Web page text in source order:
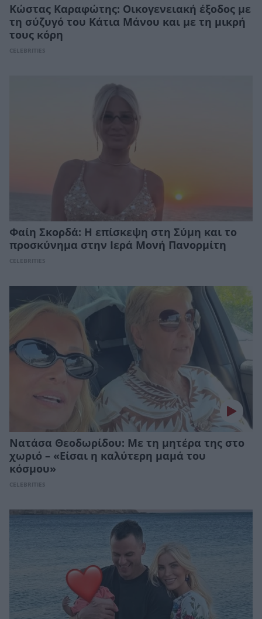
Κώστας Καραφώτης: Οικογενειακή έξοδος με
τη σύζυγό του Κάτια Μάνου και με τη μικρή
τους κόρη
CELEBRITIES
Φαίη Σκορδά: Η επίσκεψη στη Σύμη και το
προσκύνημα στην Ιερά Μονή Πανορμίτη
CELEBRITIES
Νατάσα Θεοδωρίδου: Με τη μητέρα της στο
χωριό – «Είσαι η καλύτερη μαμά του
κόσμου»
CELEBRITIES